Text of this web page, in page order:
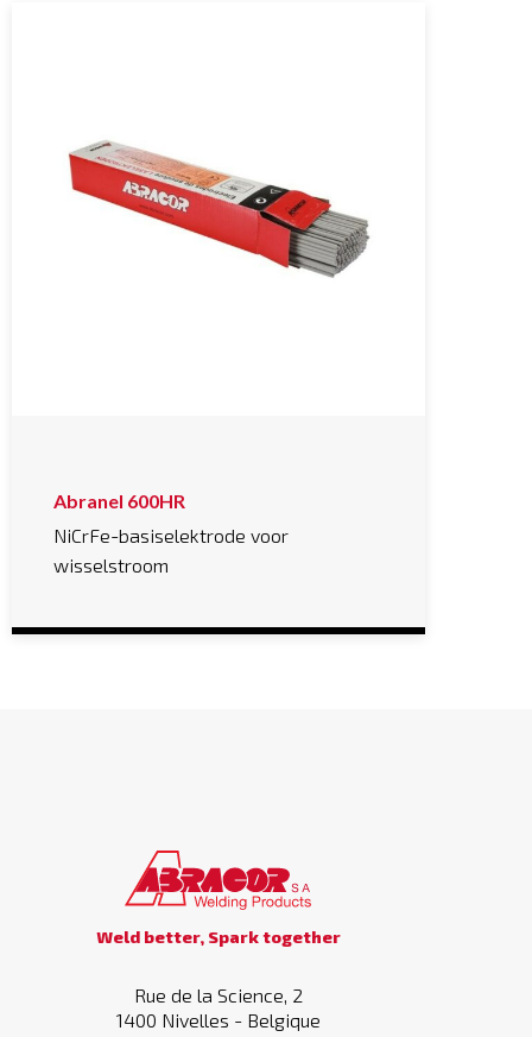
Abranel 600HR
NiCrFe-basiselektrode voor
wisselstroom
Weld better, Spark together
Rue de la Science, 2
1400 Nivelles - Belgique